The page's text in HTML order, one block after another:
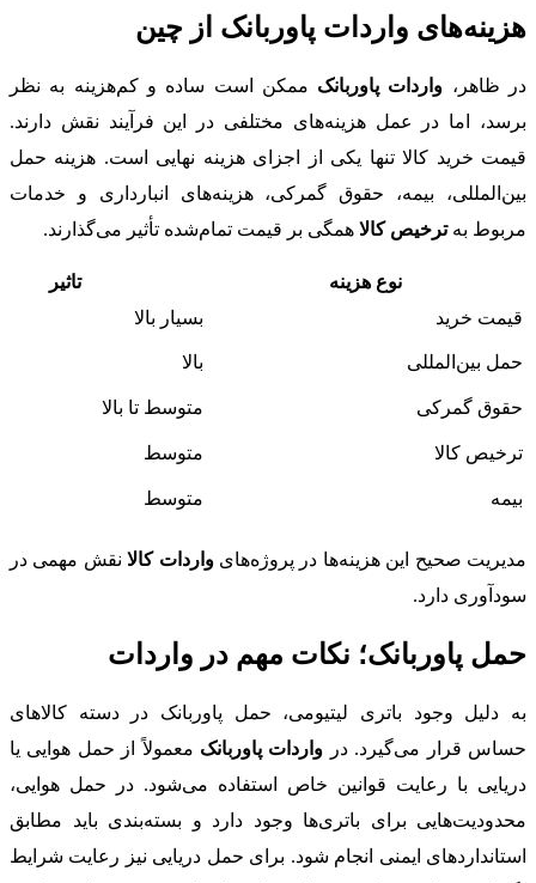
هزینه‌های واردات پاوربانک از چین
در ظاهر، واردات پاوربانک ممکن است ساده و کم‌هزینه به نظر
برسد، اما در عمل هزینه‌های مختلفی در این فرآیند نقش دارند.
قیمت خرید کالا تنها یکی از اجزای هزینه نهایی است. هزینه حمل
بین‌المللی، بیمه، حقوق گمرکی، هزینه‌های انبارداری و خدمات
مربوط بهترخیص کالا همگی بر قیمت تمام‌شده تأثیر می‌گذارند.
نوع هزینه
تاثیر
قیمت خرید
بسیار بالا
حمل بین‌المللی بالا
حقوق گمرکی متوسط تا بالا
ترخیص کالا متوسط
بیمه متوسط
مدیریت صحیح این هزینه‌ها در پروژه‌هایواردات کالانقش مهمی در
سودآوری دارد.
حمل پاوربانک؛ نکات مهم در واردات
به دلیل وجود باتری لیتیومی، حمل پاوربانک در دسته کالاهای
حساس قرار می‌گیرد. در واردات پاوربانک معمولاً از حمل هوایی یا
دریایی با رعایت قوانین خاص استفاده می‌شود. در حمل هوایی،
محدودیت‌هایی برای باتری‌ها وجود دارد و بسته‌بندی باید مطابق
استانداردهای ایمنی انجام شود. برای حمل دریایی نیز رعایت شرایط